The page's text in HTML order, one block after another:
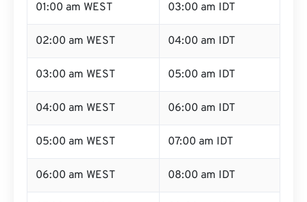
01:00 am WEST 03:00 am IDT
02:00 am WEST 04:00 am IDT
03:00 am WEST 05:00 am IDT
04:00 am WEST 06:00 am IDT
05:00 am WEST 07:00 am IDT
06:00 am WEST 08:00 am IDT